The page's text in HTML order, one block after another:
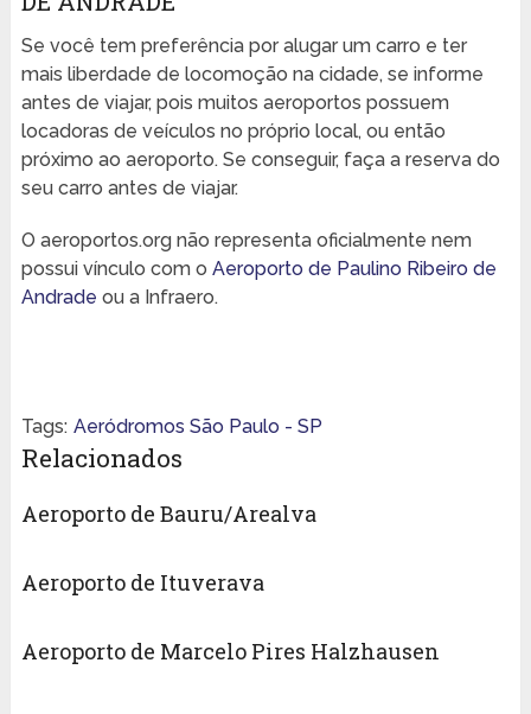
Se você tem preferência por alugar um carro e ter
mais liberdade de locomoção na cidade, se informe
antes de viajar, pois muitos aeroportos possuem
locadoras de veículos no próprio local, ou então
próximo ao aeroporto. Se conseguir, faça a reserva do
seu carro antes de viajar.
O aeroportos.org não representa oficialmente nem
possui vínculo com o Aeroporto de Paulino Ribeiro de
Andrade ou a Infraero.
Tags: Aeródromos São Paulo - SP
Relacionados
Aeroporto de Bauru/Arealva
Aeroporto de Ituverava
Aeroporto de Marcelo Pires Halzhausen